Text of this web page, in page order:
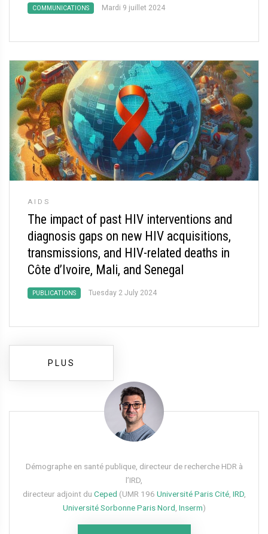
COMMUNICATIONS Mardi 9 juillet 2024
AIDS
The impact of past HIV interventions and
diagnosis gaps on new HIV acquisitions,
transmissions, and HIV-related deaths in
Côte d’Ivoire, Mali, and Senegal
PUBLICATIONS Tuesday 2 July 2024
PLUS
Démographe en santé publique, directeur de recherche HDR à
l’IRD,
directeur adjoint du Ceped (UMR 196 Université Paris Cité, IRD,
Université Sorbonne Paris Nord Inserm)